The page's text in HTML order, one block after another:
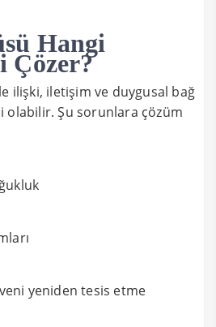
Hangi
Çözer?
ilişki, iletişim ve duygusal bağ
Şu sorunlara çözüm
yeniden tesis etme